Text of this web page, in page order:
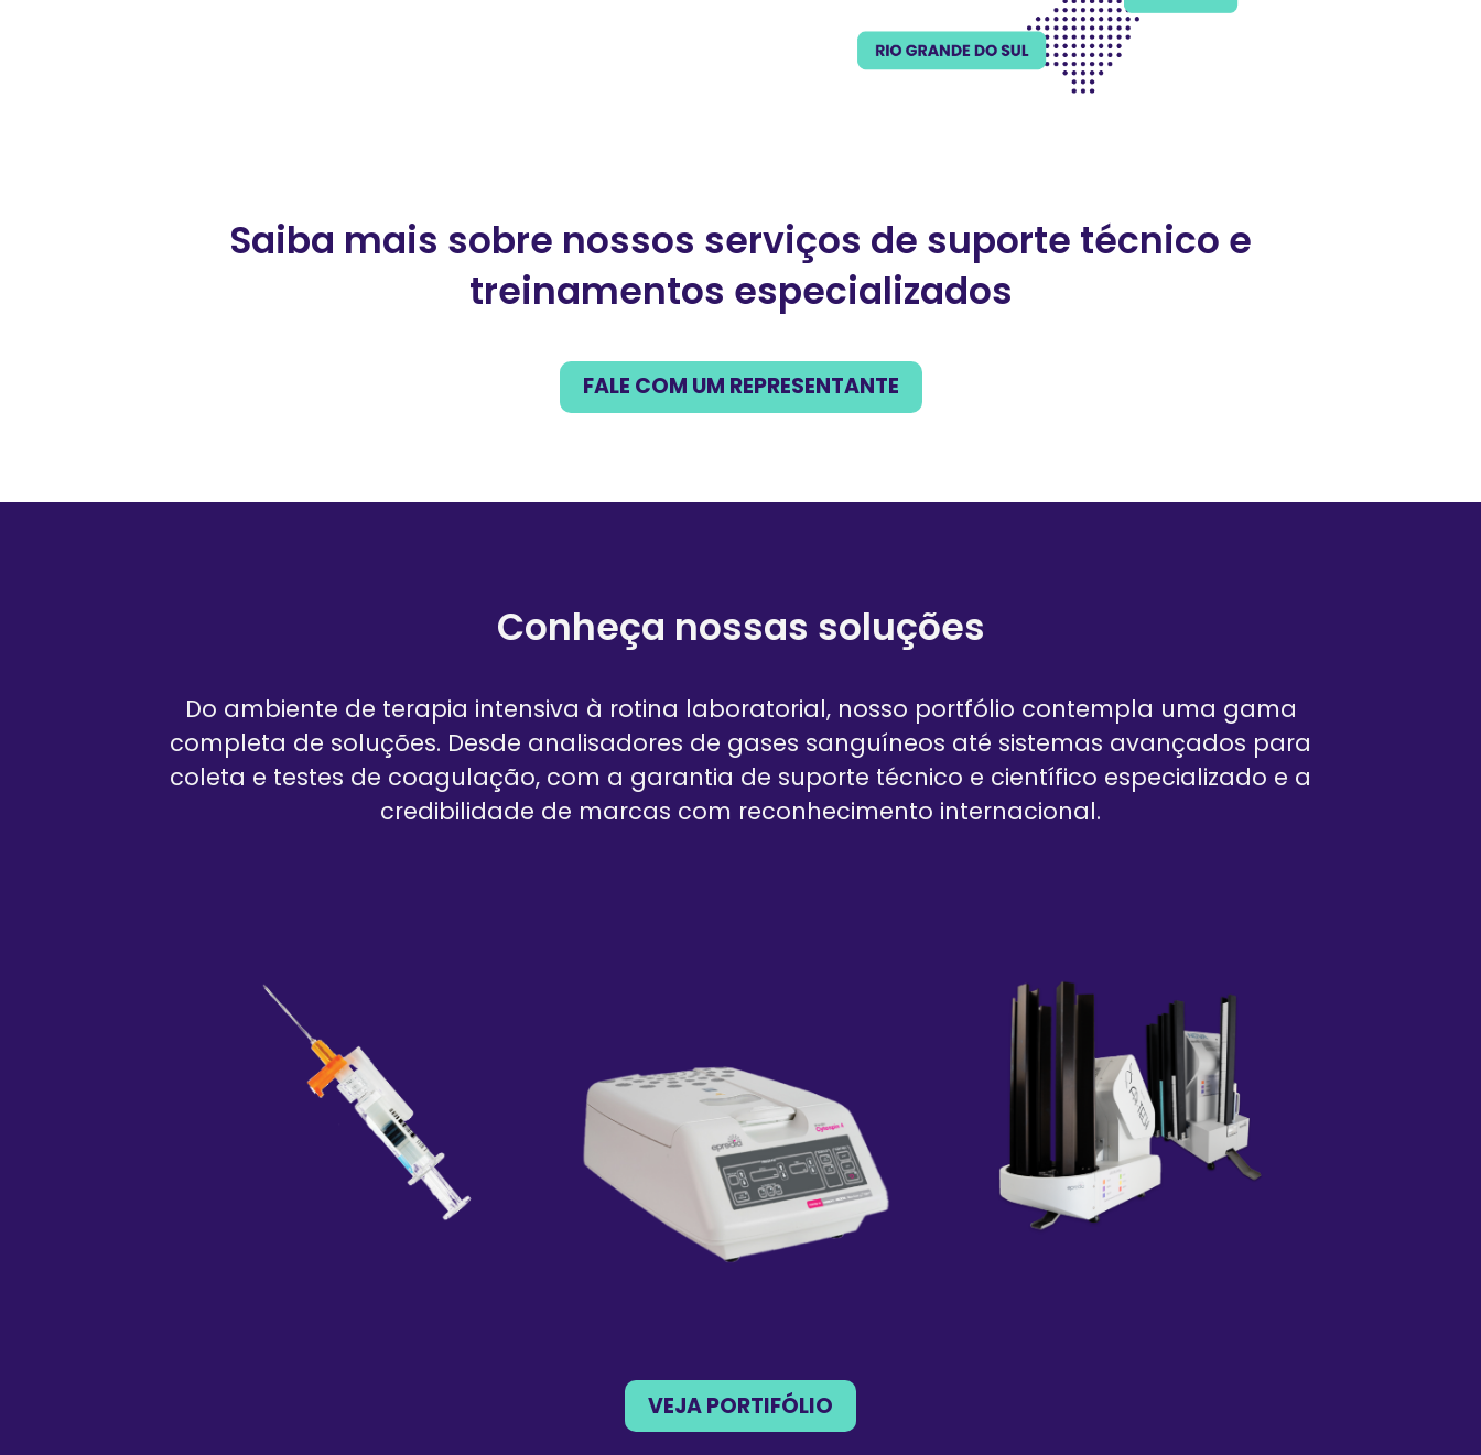
Saiba mais sobre nossos serviços de suporte técnico e
treinamentos especializados
FALE COM UM REPRESENTANTE
Conheça nossas soluções
Do ambiente de terapia intensiva à rotina laboratorial, nosso portfólio contempla uma gama
completa de soluções. Desde analisadores de gases sanguíneos até sistemas avançados para
coleta e testes de coagulação, com a garantia de suporte técnico e científico especializado e a
credibilidade de marcas com reconhecimento internacional.
VEJA PORTIFÓLIO